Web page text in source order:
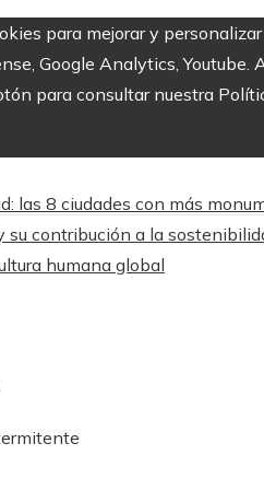
para mejorar y
Google Analytics,
para consultar nuestra
las 8 ciudades con más
su contribución a la
humana global